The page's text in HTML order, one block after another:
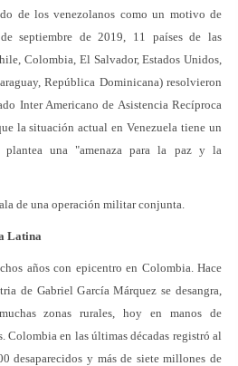
de los venezolanos como un motivo de
septiembre de 2019, 11 países de las
Colombia, El Salvador, Estados Unidos,
República Dominicana) resolvieron
Inter Americano de Asistencia Recíproca
la situación actual en Venezuela tiene un
plantea una "amenaza para la paz y la
de una operación militar conjunta.
Latina
años con epicentro en Colombia. Hace
de Gabriel García Márquez se desangra,
zonas rurales, hoy en manos de
Colombia en las últimas décadas registró al
desaparecidos y más de siete millones de